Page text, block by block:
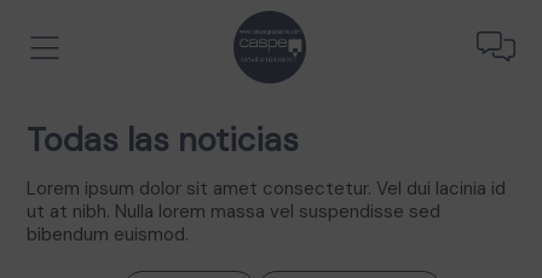
Todas las noticias
Lorem ipsum dolor sit amet consectetur. Vel dui lacinia id
ut at nibh. Nulla lorem massa vel suspendisse sed
bibendum euismod.